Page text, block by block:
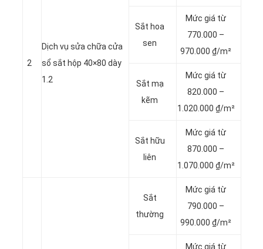
2
Dịch vụ sửa chữa cửa
sổ sắt hộp 40×80 dày
1.2
Sắt hoa
sen
Mức giá từ
770.000 –
970.000 ₫/m²
Sắt mạ
kẽm
Mức giá từ
820.000 –
1.020.000 ₫/m²
Sắt hữu
liên
Mức giá từ
870.000 –
1.070.000 ₫/m²
Sắt
thường
Mức giá từ
790.000 –
990.000 ₫/m²
Mức giá từ